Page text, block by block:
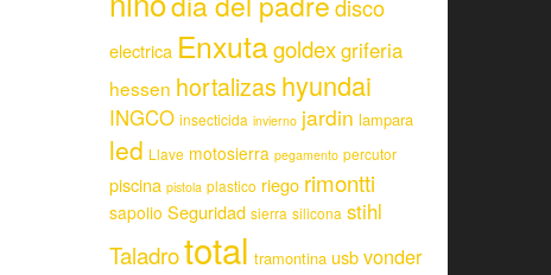
disco
electrica Enxutagoldexgriferia
hessen hortalizas hyundai
INGCO insecticida invierno jardin lampara
led Llave motosierra pegamento percutor
piscina pistola plastico riego rimontti
sapolio Seguridad sierra silicona stihl
Taladrototal tramontina usbvonder